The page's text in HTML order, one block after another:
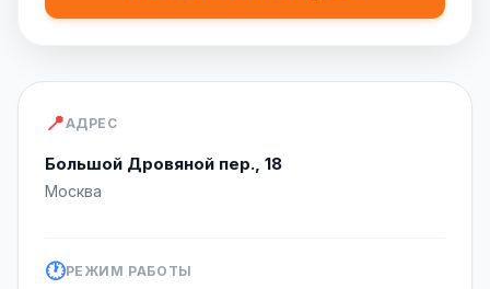
📍АДРЕС
Большой Дровяной пер., 18
Москва
🕐РЕЖИМ РАБОТЫ